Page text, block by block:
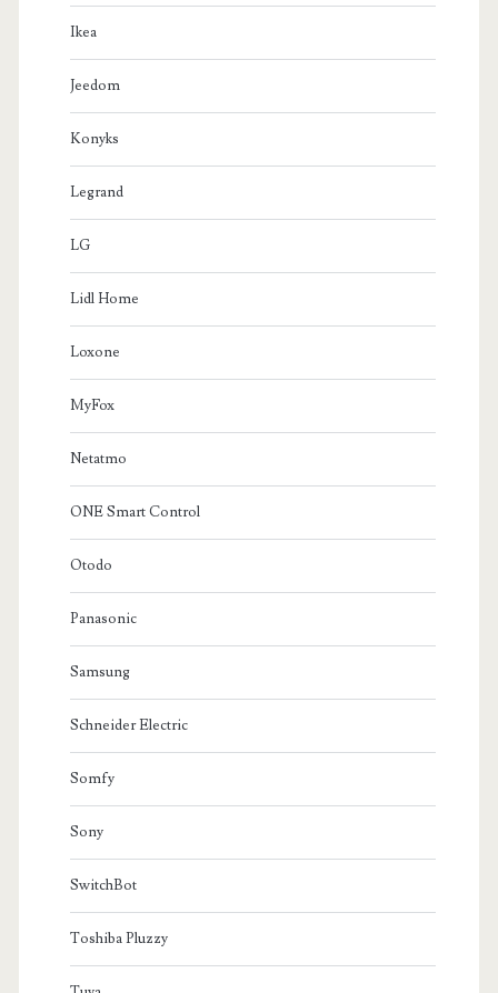
Ikea
Jeedom
Konyks
Legrand
LG
Lidl Home
Loxone
MyFox
Netatmo
ONE Smart Control
Otodo
Panasonic
Samsung
Schneider Electric
Somfy
Sony
SwitchBot
Toshiba Pluzzy